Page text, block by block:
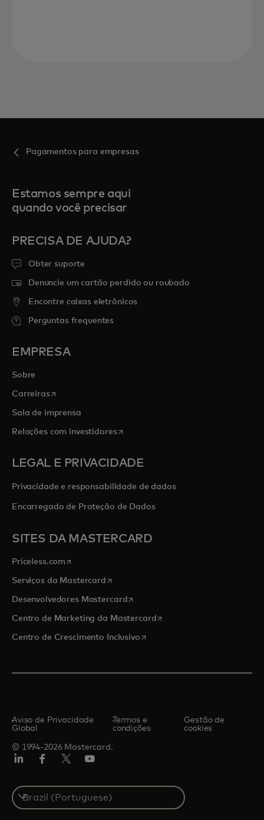
Pagamentos para empresas
Estamos sempre aqui
quando você precisar
PRECISA DE AJUDA?
Obter suporte
Denuncie um cartão perdido ou roubado
Encontre caixas eletrônicos
Perguntas frequentes
EMPRESA
Sobre
Carreirasabre em uma nova guia
Sala de imprensa
Relações com investidoresabre em uma nova guia
LEGAL E PRIVACIDADE
Privacidade e responsabilidade de dados
Encarregado de Proteção de Dados
SITES DA MASTERCARD
Priceless.com abre em uma nova guia
Serviços da Mastercardabre em uma nova guia
Desenvolvedores Mastercardabre em uma nova guia
Centro de Marketing da Mastercardabre em uma nova guia
Centro de Crescimento Inclusivoabre em uma nova guia
© 1994-2026 Mastercard.
Aviso de Privacidade
Global
Termos e
condições
Gestão de
cookies
Select
a
country